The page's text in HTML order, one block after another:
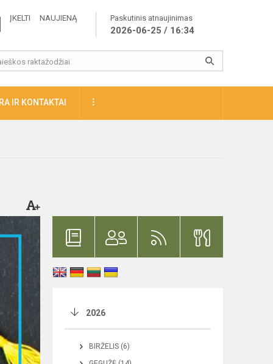
ĮKELTI NAUJIENĄ Paskutinis atnaujinimas
2026-06-25 / 16:34
IR KONTAKTAI
2026
BIRŽELIS (6)